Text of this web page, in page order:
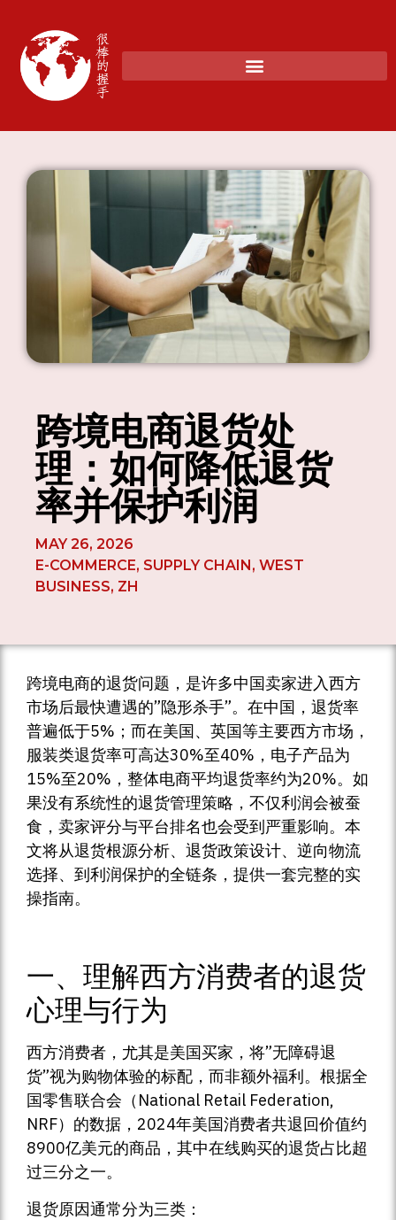
跨境电商退货处
理：如何降低退货
率并保护利润
MAY 26, 2026
E-COMMERCE, SUPPLY CHAIN, WEST
BUSINESS, ZH
跨境电商的退货问题，是许多中国卖家进入西方
市场后最快遭遇的”隐形杀手”。在中国，退货率
普遍低于5%；而在美国、英国等主要西方市场，
服装类退货率可高达30%至40%，电子产品为
15%至20%，整体电商平均退货率约为20%。如
果没有系统性的退货管理策略，不仅利润会被蚕
食，卖家评分与平台排名也会受到严重影响。本
文将从退货根源分析、退货政策设计、逆向物流
选择、到利润保护的全链条，提供一套完整的实
操指南。
一、理解西方消费者的退货
心理与行为
西方消费者，尤其是美国买家，将”无障碍退
货”视为购物体验的标配，而非额外福利。根据全
国零售联合会（National Retail Federation,
NRF）的数据，2024年美国消费者共退回价值约
8900亿美元的商品，其中在线购买的退货占比超
过三分之一。
退货原因通常分为三类：